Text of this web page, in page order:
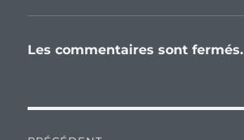
Les commentaires sont fermés.